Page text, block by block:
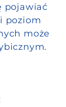
pojawiać
poziom
może